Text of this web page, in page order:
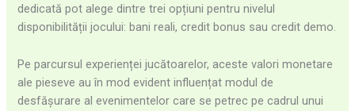
dedicată pot alege dintre trei opțiuni pentru nivelul
disponibilității jocului: bani reali, credit bonus sau credit demo.
Pe parcursul experienței jucătoarelor, aceste valori monetare
ale pieseve au în mod evident influențat modul de
desfășurare al evenimentelor care se petrec pe cadrul unui